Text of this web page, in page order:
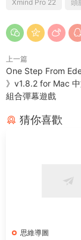
Xmind Pro 22 頭
上一篇
One Step From
》v1.8.2 for Mac
組合彈幕遊戲
猜你喜歡
思維導圖